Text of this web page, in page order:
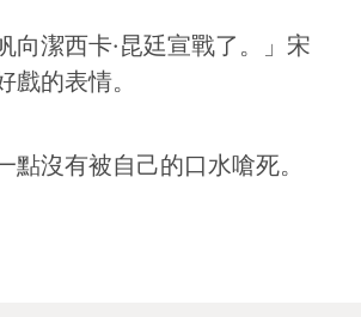
向潔西卡·昆廷宣戰了。」宋
戲的表情。
點沒有被自己的口水嗆死。